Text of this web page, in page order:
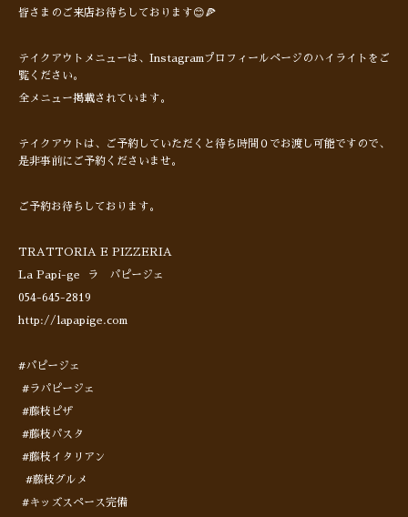
皆さまのご来店お待ちしております😊🍕
テイクアウトメニューは、Instagramプロフィールページのハイライトをご
覧ください。
全メニュー掲載されています。
テイクアウトは、ご予約していただくと待ち時間０でお渡し可能ですので、
是非事前にご予約くださいませ。
ご予約お待ちしております。
TRATTORIA E PIZZERIA
La Papi-ge ラ パピージェ
054-645-2819
http://lapapige.com
#パピージェ
#ラパピージェ
#藤枝ピザ
#藤枝パスタ
#藤枝イタリアン
#藤枝グルメ
#キッズスペース完備